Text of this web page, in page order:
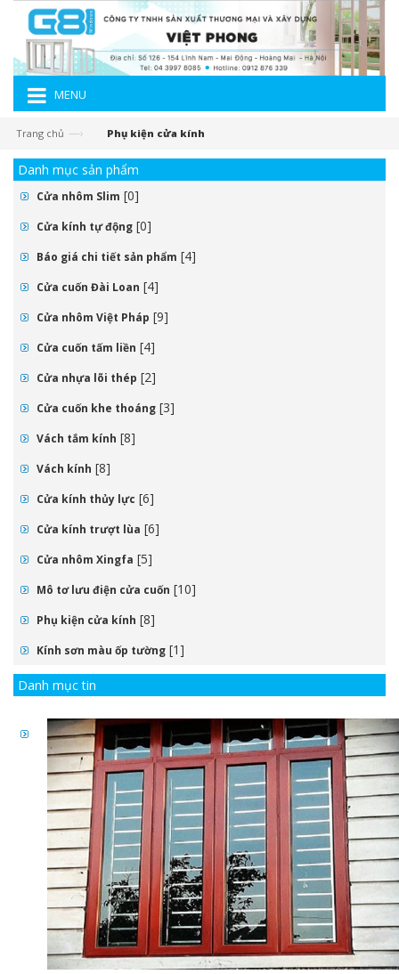
MENU
Trang chủ —› Phụ kiện cửa kính
Danh mục sản phẩm
Cửa nhôm Slim [0]
Cửa kính tự động [0]
Báo giá chi tiết sản phẩm [4]
Cửa cuốn Đài Loan [4]
Cửa nhôm Việt Pháp [9]
Cửa cuốn tấm liền [4]
Cửa nhựa lõi thép [2]
Cửa cuốn khe thoáng [3]
Vách tắm kính [8]
Vách kính [8]
Cửa kính thủy lực [6]
Cửa kính trượt lùa [6]
Cửa nhôm Xingfa [5]
Mô tơ lưu điện cửa cuốn [10]
Phụ kiện cửa kính [8]
Kính sơn màu ốp tường [1]
Danh mục tin